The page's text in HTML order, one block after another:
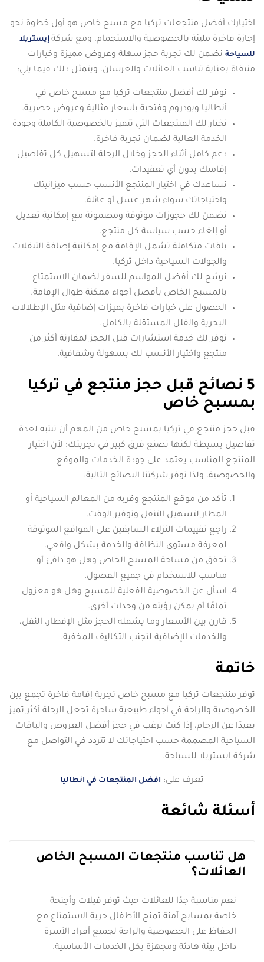
اختيارك أفضل منتجعات تركيا مع مسبح خاص هو أول خطوة نحو
إجازة فاخرة مليئة بالخصوصية والاستجمام، ومع شركة إيستريلا
للسياحة نضمن لك تجربة حجز سهلة وعروض مميزة وخيارات
منتقاة بعناية تناسب العائلات والعرسان، ويتمثل ذلك فيما يلي:
نوفر لك أفضل منتجعات تركيا مع مسبح خاص في
أنطاليا وبودروم وفتحية بأسعار مثالية وعروض حصرية.
نختار لك المنتجعات التي تتميز بالخصوصية الكاملة وجودة
الخدمة العالية لضمان تجربة فاخرة.
دعم كامل أثناء الحجز وخلال الرحلة لتسهيل كل تفاصيل
إقامتك بدون أي تعقيدات.
نساعدك في اختيار المنتجع الأنسب حسب ميزانيتك
واحتياجاتك سواء شهر عسل أو عائلة.
نضمن لك حجوزات موثوقة ومضمونة مع إمكانية تعديل
أو إلغاء حسب سياسة كل منتجع.
باقات متكاملة تشمل الإقامة مع إمكانية إضافة التنقلات
والجولات السياحية داخل تركيا.
نرشح لك أفضل المواسم للسفر لضمان الاستمتاع
بالمسبح الخاص بأفضل أجواء ممكنة طوال الإقامة.
الحصول على خيارات فاخرة بميزات إضافية مثل الإطلالات
البحرية والفلل المستقلة بالكامل.
نوفر لك خدمة استشارات قبل الحجز لمقارنة أكثر من
منتجع واختيار الأنسب لك بسهولة وشفافية.
5 نصائح قبل حجز منتجع في تركيا
بمسبح خاص
قبل حجز منتجع في تركيا بمسبح خاص من المهم أن تنتبه لعدة
تفاصيل بسيطة لكنها تصنع فرق كبير في تجربتك؛ لأن اختيار
المنتجع المناسب يعتمد على جودة الخدمات والموقع
والخصوصية، ولذا توفر شركتنا النصائح التالية:
تأكد من موقع المنتجع وقربه من المعالم السياحية أو
المطار لتسهيل التنقل وتوفير الوقت.
راجع تقييمات النزلاء السابقين على المواقع الموثوقة
لمعرفة مستوى النظافة والخدمة بشكل واقعي.
تحقق من مساحة المسبح الخاص وهل هو دافئ أو
مناسب للاستخدام في جميع الفصول.
اسأل عن الخصوصية الفعلية للمسبح وهل هو معزول
تمامًا أم يمكن رؤيته من وحدات أخرى.
قارن بين الأسعار وما يشمله الحجز مثل الإفطار، النقل،
والخدمات الإضافية لتجنب التكاليف المخفية.
خاتمة
توفر منتجعات تركيا مع مسبح خاص تجربة إقامة فاخرة تجمع بين
الخصوصية والراحة في أجواء طبيعية ساحرة تجعل الرحلة أكثر تميز
بعيدًا عن الزحام، إذا كنت ترغب في حجز أفضل العروض والباقات
السياحية المصممة حسب احتياجاتك لا تتردد في التواصل مع
شركة ايستريلا للسياحة.
تعرف على: افضل المنتجعات في انطاليا
أسئلة شائعة
هل تناسب منتجعات المسبح الخاص
العائلات؟
نعم مناسبة جدًا للعائلات حيث توفر فيلات وأجنحة
خاصة بمسابح آمنة تمنح الأطفال حرية الاستمتاع مع
الحفاظ على الخصوصية والراحة لجميع أفراد الأسرة
داخل بيئة هادئة ومجهزة بكل الخدمات الأساسية.